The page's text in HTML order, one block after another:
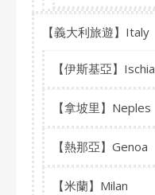
【義大利旅遊】Italy
【伊斯基亞】Ischia
【拿坡里】Neples
【熱那亞】Genoa
【米蘭】Milan